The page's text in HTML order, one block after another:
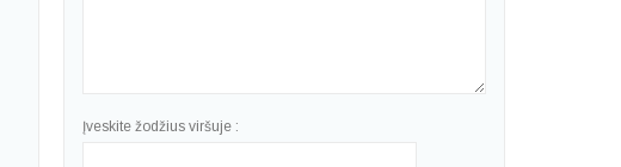
Įveskite žodžius viršuje :